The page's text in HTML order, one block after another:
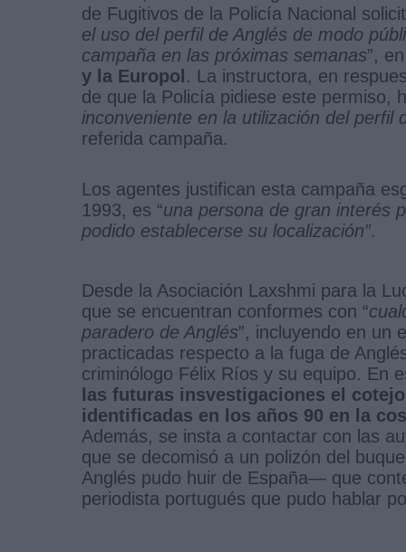
de Fugitivos de la Policía Nacional
el uso del perfil de Anglés de modo
campaña en las próximas semanas”,
y la Europol. La instructora, en
de que la Policía pidiese este permiso,
inconveniente en la utilización del perfil
referida campaña.
Los agentes justifican esta campaña
1993, es “una persona de gran interés
podido establecerse su localización”.
Desde la Asociación Laxshmi para la
que se encuentran conformes con “
paradero de Anglés”, incluyendo en un
practicadas respecto a la fuga de
criminólogo Félix Ríos y su equipo. En
las futuras insvestigaciones el
identificadas en los años 90 en la
Además, se insta a contactar con las
que se decomisó a un polizón del
Anglés pudo huir de España— que
periodista portugués que pudo hablar